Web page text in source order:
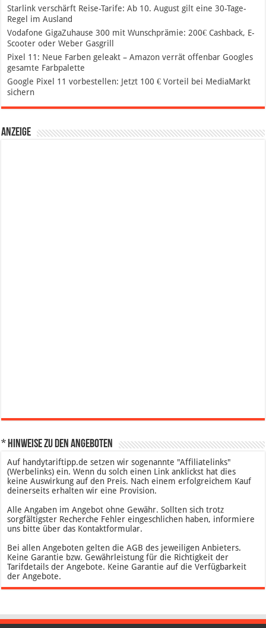
Starlink verschärft Reise-Tarife: Ab 10. August gilt eine 30-Tage-
Regel im Ausland
Vodafone GigaZuhause 300 mit Wunschprämie: 200€ Cashback, E-
Scooter oder Weber Gasgrill
Pixel 11: Neue Farben geleakt – Amazon verrät offenbar Googles
gesamte Farbpalette
Google Pixel 11 vorbestellen: Jetzt 100 € Vorteil bei MediaMarkt
sichern
Anzeige
* Hinweise zu den Angeboten
Auf handytariftipp.de setzen wir sogenannte "Affiliatelinks"
(Werbelinks) ein. Wenn du solch einen Link anklickst hat dies
keine Auswirkung auf den Preis. Nach einem erfolgreichem Kauf
deinerseits erhalten wir eine Provision.
Alle Angaben im Angebot ohne Gewähr. Sollten sich trotz
sorgfältigster Recherche Fehler eingeschlichen haben, informiere
uns bitte über das Kontaktformular.
Bei allen Angeboten gelten die AGB des jeweiligen Anbieters.
Keine Garantie bzw. Gewährleistung für die Richtigkeit der
Tarifdetails der Angebote. Keine Garantie auf die Verfügbarkeit
der Angebote.